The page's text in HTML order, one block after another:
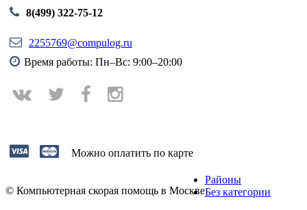
8(499) 322-75-12
2255769@compulog.ru
Время работы: Пн–Вс: 9:00–20:00
Можно оплатить по карте
© Компьютерная скорая помощь в Москве
Районы
Без категории